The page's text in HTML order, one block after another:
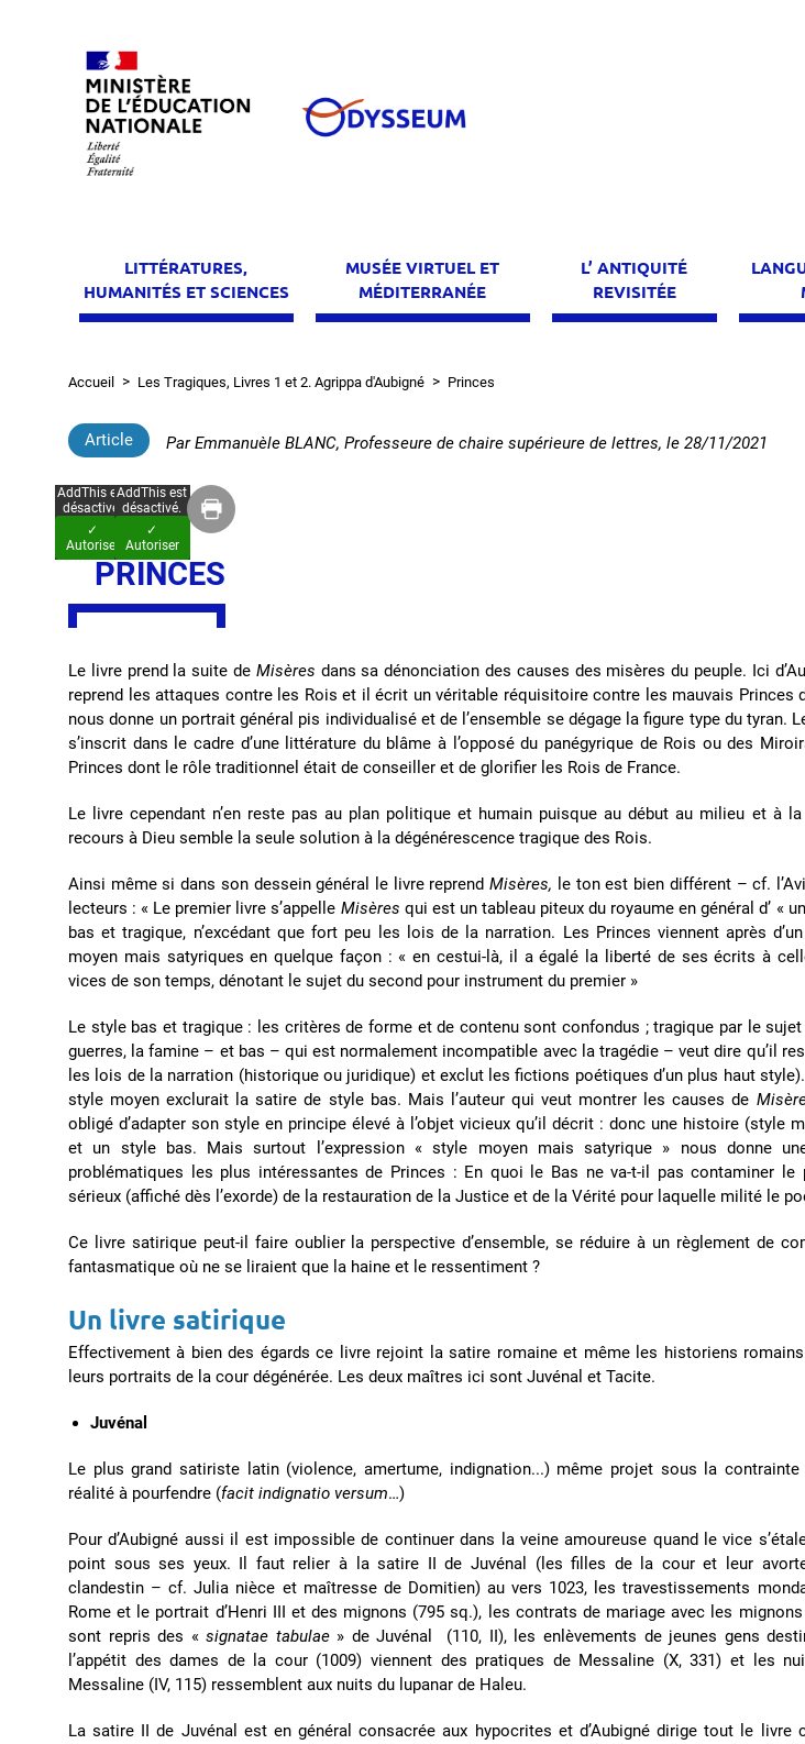
LITTÉRATURES,
HUMANITÉS ET SCIENCES
MUSÉE VIRTUEL ET
MÉDITERRANÉE
L’ ANTIQUITÉ
REVISITÉE
Fil
d'Ariane
Accueil Les Tragiques, Livres 1 et 2. Agrippa d'Aubigné Princes
Article ParEmmanuèle BLANC, Professeure de chaire supérieure de lettres, le 28/11/2021
AddThis est
désactivé.
✓
Autoriser
AddThis est
désactivé.
✓
Autoriser
PRINCES
Le livre prend la suite de Misères dans sa dénonciation des causes des misères du peuple. Ici
reprend les attaques contre les Rois et il écrit un véritable réquisitoire contre les mauvais Princes
nous donne un portrait général pis individualisé et de l’ensemble se dégage la figure type du tyran.
s’inscrit dans le cadre d’une littérature du blâme à l’opposé du panégyrique de Rois ou des
Princes dont le rôle traditionnel était de conseiller et de glorifier les Rois de France.
Le livre cependant n’en reste pas au plan politique et humain puisque au début au milieu et à
recours à Dieu semble la seule solution à la dégénérescence tragique des Rois.
Ainsi même si dans son dessein général le livre reprendMisères, le ton est bien différent – cf.
lecteurs : « Le premier livre s’appelle Misères qui est un tableau piteux du royaume en général d’ «
bas et tragique, n’excédant que fort peu les lois de la narration. Les Princes viennent après
moyen mais satyriques en quelque façon : « en cestui-là, il a égalé la liberté de ses écrits à
vices de son temps, dénotant le sujet du second pour instrument du premier »
Le style bas et tragique : les critères de forme et de contenu sont confondus ; tragique par le
guerres, la famine – et bas – qui est normalement incompatible avec la tragédie – veut dire qu’il
les lois de la narration (historique ou juridique) et exclut les fictions poétiques d’un plus haut
style moyen exclurait la satire de style bas. Mais l’auteur qui veut montrer les causes de
obligé d’adapter son style en principe élevé à l’objet vicieux qu’il décrit : donc une histoire (style
et un style bas. Mais surtout l’expression « style moyen mais satyrique » nous donne
problématiques les plus intéressantes de Princes : En quoi le Bas ne va-t-il pas contaminer le
sérieux (affiché dès l’exorde) de la restauration de la Justice et de la Vérité pour laquelle milité le
Ce livre satirique peut-il faire oublier la perspective d’ensemble, se réduire à un règlement de
fantasmatique où ne se liraient que la haine et le ressentiment ?
Un livre satirique
Effectivement à bien des égards ce livre rejoint la satire romaine et même les historiens
leurs portraits de la cour dégénérée. Les deux maîtres ici sont Juvénal et Tacite.
Juvénal
Le plus grand satiriste latin (violence, amertume, indignation...) même projet sous la contrainte
réalité à pourfendre (facit indignatio versum…)
Pour d’Aubigné aussi il est impossible de continuer dans la veine amoureuse quand le vice
point sous ses yeux. Il faut relier à la satire II de Juvénal (les filles de la cour et leur
clandestin – cf. Julia nièce et maîtresse de Domitien) au vers 1023, les travestissements
Rome et le portrait d’Henri III et des mignons (795 sq.), les contrats de mariage avec les
sont repris des «signatae tabulae» de Juvénal (110, II), les enlèvements de jeunes gens
l’appétit des dames de la cour (1009) viennent des pratiques de Messaline (X, 331) et les
Messaline (IV, 115) ressemblent aux nuits du lupanar de Haleu.
La satire II de Juvénal est en général consacrée aux hypocrites et d’Aubigné dirige tout le livre